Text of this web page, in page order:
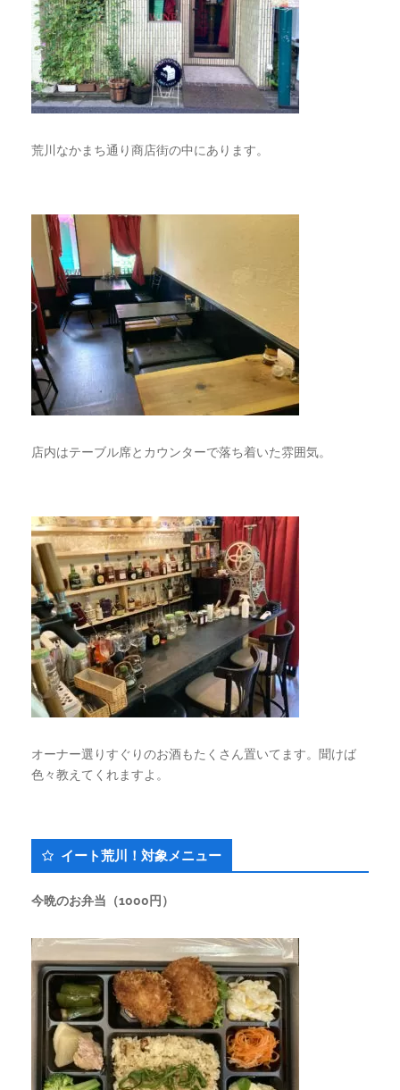
荒川なかまち通り商店街の中にあります。
店内はテーブル席とカウンターで落ち着いた雰囲気。
オーナー選りすぐりのお酒もたくさん置いてます。聞けば
色々教えてくれますよ。
イート荒川！対象メニュー
今晩のお弁当（1000円）